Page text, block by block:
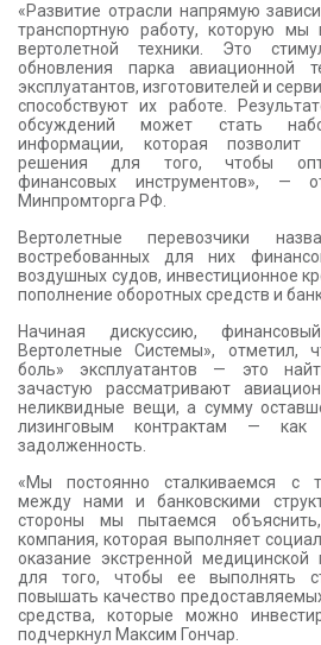
«Развитие отрасли напрямую
транспортную работу, которую
вертолетной техники. Это
обновления парка авиационной
эксплуатантов, изготовителей и
способствуют их работе.
обсуждений может стать
информации, которая позволит
решения для того, чтобы
финансовых инструментов», —
Минпромторга РФ.
Вертолетные перевозчики
востребованных для них
воздушных судов, инвестиционное
пополнение оборотных средств и
Начиная дискуссию,
Вертолетные Системы», отметил,
боль» эксплуатантов — это
зачастую рассматривают
неликвидные вещи, а сумму
лизинговым контрактам — как
задолженность.
«Мы постоянно сталкиваемся с
между нами и банковскими
стороны мы пытаемся
компания, которая выполняет
оказание экстренной
для того, чтобы ее выполнять
повышать качество
средства, которые можно
подчеркнул Максим Гончар.